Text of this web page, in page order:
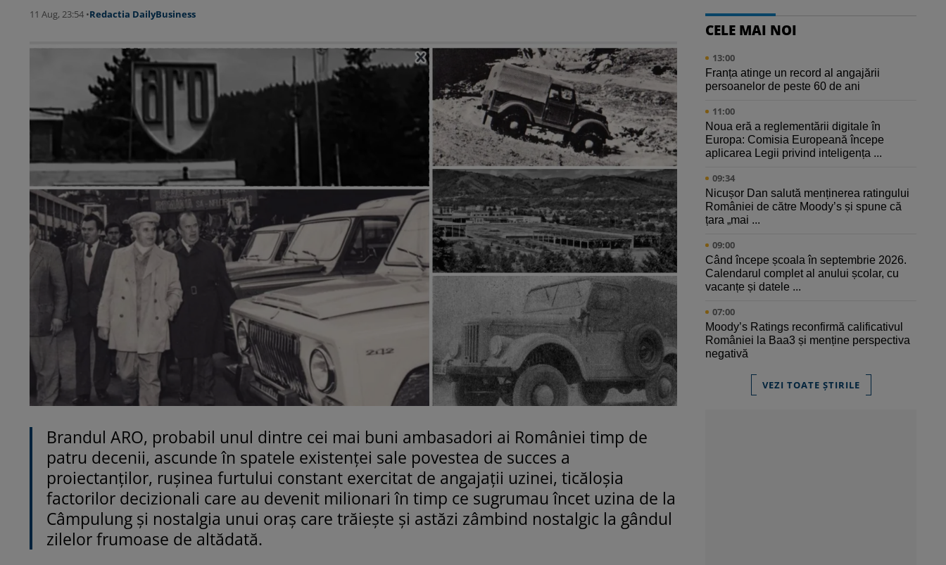
11 Aug, 23:54 •Redactia DailyBusiness
Brandul ARO, probabil unul dintre cei mai buni ambasadori ai României timp de
patru decenii, ascunde în spatele existenței sale povestea de succes a
proiectanților, rușinea furtului constant exercitat de angajații uzinei, ticăloșia
factorilor decizionali care au devenit milionari în timp ce sugrumau încet uzina de la
Câmpulung și nostalgia unui oraș care trăiește și astăzi zâmbind nostalgic la gândul
zilelor frumoase de altădată.
CELE MAI NOI
13:00
Franța atinge un record al angajării
persoanelor de peste 60 de ani
11:00
Noua eră a reglementării digitale în
Europa: Comisia Europeană începe
aplicarea Legii privind inteligența ...
09:34
Nicușor Dan salută menținerea ratingului
României de către Moody’s și spune că
țara „mai ...
09:00
Când începe școala în septembrie 2026.
Calendarul complet al anului școlar, cu
vacanțe și datele ...
07:00
Moody’s Ratings reconfirmă calificativul
României la Baa3 și menține perspectiva
negativă
VEZI TOATE ȘTIRILE